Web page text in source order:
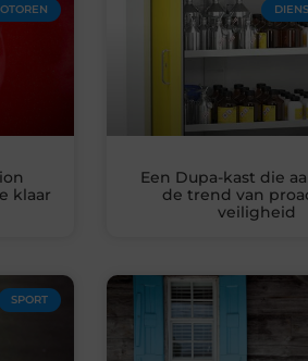
klaar
Een Dupa-kast die
de trend van
veiligheid
SPORT